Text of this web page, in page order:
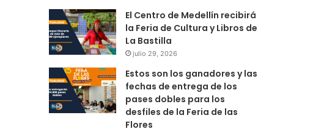
El Centro de Medellín recibirá
la Feria de Cultura y Libros de
La Bastilla
julio 29, 2026
Estos son los ganadores y las
fechas de entrega de los
pases dobles para los
desfiles de la Feria de las
Flores